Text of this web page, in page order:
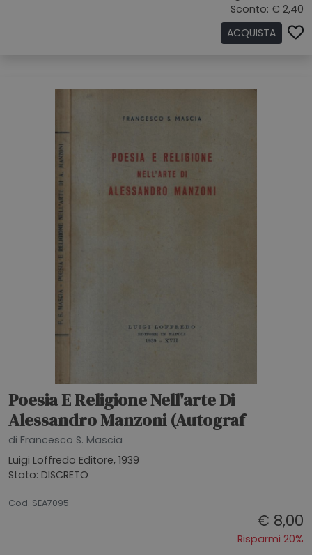
Sconto: € 2,40
ACQUISTA
Poesia E Religione Nell'arte Di
Alessandro Manzoni (Autograf
di Francesco S. Mascia
Luigi Loffredo Editore, 1939
Stato: DISCRETO
Cod. SEA7095
€ 8,00
Risparmi 20%